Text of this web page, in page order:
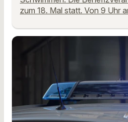
zum 18. Mal statt. Von 9 Uhr